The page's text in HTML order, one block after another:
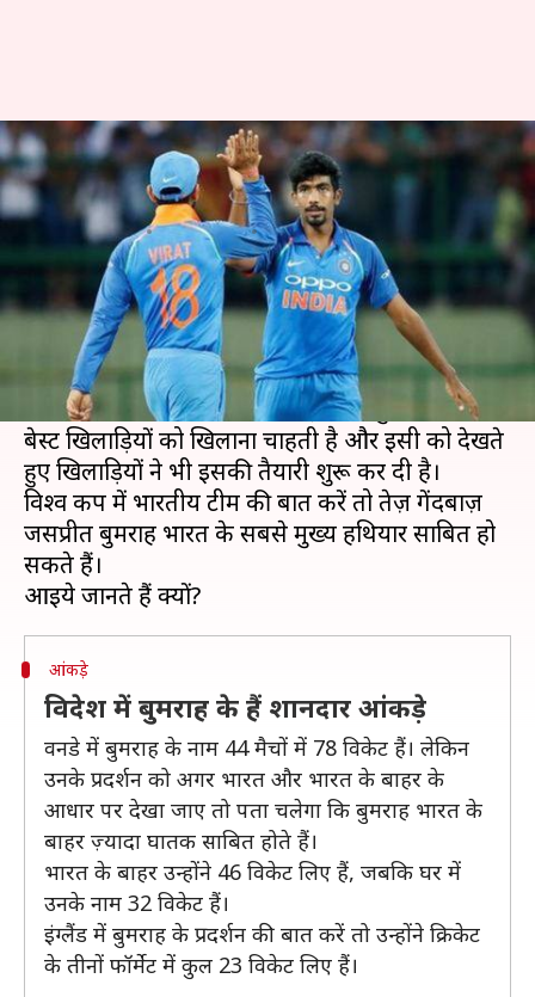
जानिए क्यों भारतीय टीम के लिए
विश्व कप में ज़रूरी हैं जसप्रीत बुमराह
मोहम्मद वाहिद Feb 20, 2019 01:02 pm
क्या है खबर?
क्रिकेट का सबसे बड़ा महाकुंभ इस साल 30 मई से शुरू
होगा। इंग्लैंड में होने वाले ICC विश्व कप के लिए सभी
टीमों ने कमर कस ली है। हर टीम इस महाकुंभ में अपने
बेस्ट खिलाड़ियों को खिलाना चाहती है और इसी को देखते
हुए खिलाड़ियों ने भी इसकी तैयारी शुरू कर दी है।
विश्व कप में भारतीय टीम की बात करें तो तेज़ गेंदबाज़
जसप्रीत बुमराह भारत के सबसे मुख्य हथियार साबित हो
सकते हैं।
आंकड़े
विदेश में बुमराह के हैं शानदार आंकड़े
वनडे में बुमराह के नाम 44 मैचों में 78 विकेट हैं। लेकिन
उनके प्रदर्शन को अगर भारत और भारत के बाहर के
आधार पर देखा जाए तो पता चलेगा कि बुमराह भारत के
बाहर ज़्यादा घातक साबित होते हैं।
भारत के बाहर उन्होंने 46 विकेट लिए हैं, जबकि घर में
उनके नाम 32 विकेट हैं।
इंग्लैंड में बुमराह के प्रदर्शन की बात करें तो उन्होंने क्रिकेट
के तीनों फॉर्मेट में कुल 23 विकेट लिए हैं।